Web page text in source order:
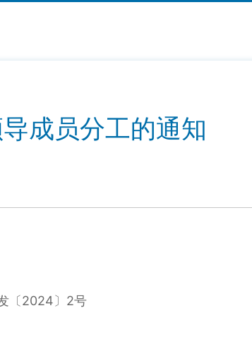
成员分工的通知
〔2024〕2号